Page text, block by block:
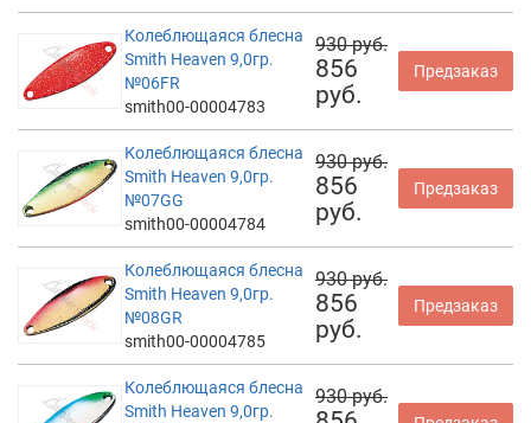
Колеблющаяся блесна
Smith Heaven 9,0гр.
№06FR
smith00-00004783
930 руб.
856
руб.
Предзаказ
Колеблющаяся блесна
Smith Heaven 9,0гр.
№07GG
smith00-00004784
930 руб.
856
руб.
Предзаказ
Колеблющаяся блесна
Smith Heaven 9,0гр.
№08GR
smith00-00004785
930 руб.
856
руб.
Предзаказ
Колеблющаяся блесна
Smith Heaven 9,0гр.
930 руб.